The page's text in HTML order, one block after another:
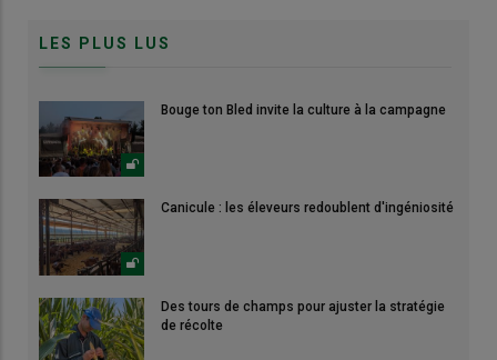
LES PLUS LUS
Bouge ton Bled invite la culture à la campagne
Canicule : les éleveurs redoublent d'ingéniosité
Des tours de champs pour ajuster la stratégie
de récolte